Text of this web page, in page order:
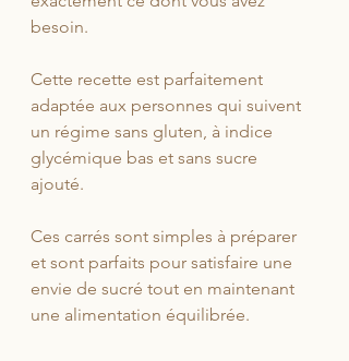
besoin.
Cette recette est parfaitement
adaptée aux personnes qui suivent
un régime sans gluten, à indice
glycémique bas et sans sucre
ajouté.
Ces carrés sont simples à préparer
et sont parfaits pour satisfaire une
envie de sucré tout en maintenant
une alimentation équilibrée.